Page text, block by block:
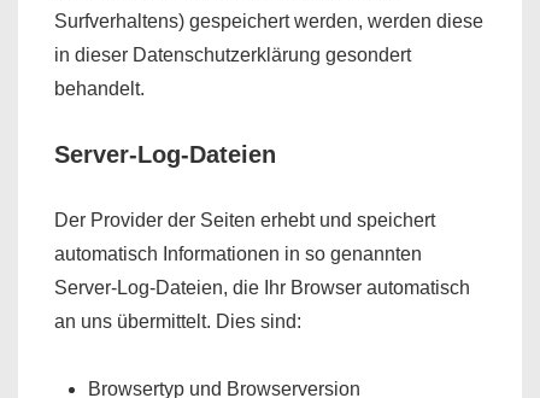
Surfverhaltens) gespeichert werden, werden diese
in dieser Datenschutzerklärung gesondert
behandelt.
Server-Log-Dateien
Der Provider der Seiten erhebt und speichert
automatisch Informationen in so genannten
Server-Log-Dateien, die Ihr Browser automatisch
an uns übermittelt. Dies sind:
Browsertyp und Browserversion